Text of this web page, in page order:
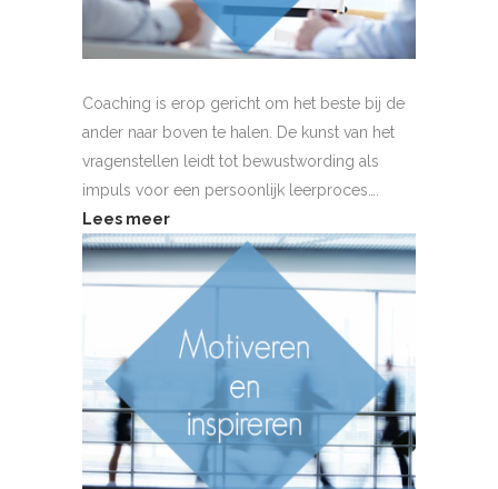
Coaching is erop gericht om het beste bij de
ander naar boven te halen. De kunst van het
vragenstellen leidt tot bewustwording als
impuls voor een persoonlijk leerproces….
Lees meer